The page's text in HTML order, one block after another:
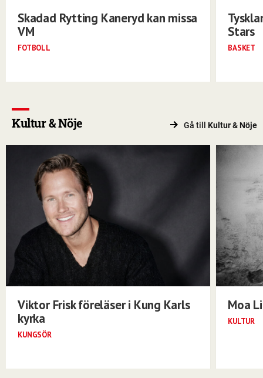
Skadad Rytting Kaneryd kan missa
VM
FOTBOLL
Stars
BASKET
Kultur & Nöje Gå till Kultur & Nöje
Viktor Frisk föreläser i Kung Karls
kyrka
KUNGSÖR
Moa
KULTUR